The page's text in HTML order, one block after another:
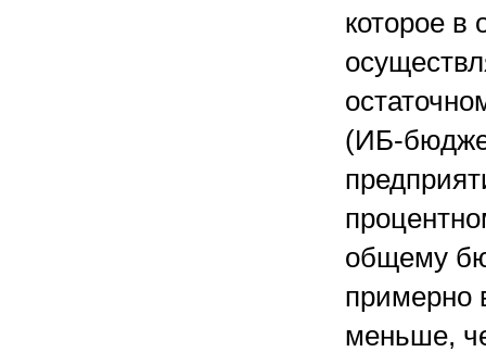
которое в
(ИБ-
общему
примерно
меньше,